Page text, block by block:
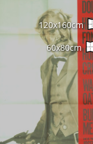
120x160cm
60x80cm